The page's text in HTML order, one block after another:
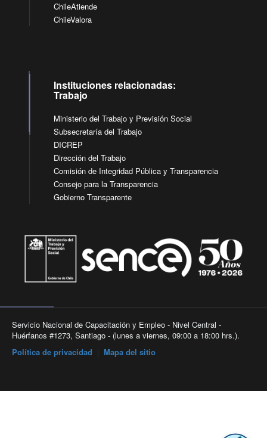
ChileAtiende
ChileValora
Instituciones relacionadas:
Trabajo
Ministerio del Trabajo y Previsión Social
Subsecretaría del Trabajo
DICREP
Dirección del Trabajo
Comisión de Integridad Pública y Transparencia
Consejo para la Transparencia
Gobierno Transparente
Servicio Nacional de Capacitación y Empleo - Nivel Central -
Huérfanos #1273, Santiago - (lunes a viernes, 09:00 a 18:00 hrs.).
Política de privacidad
Mapa del sitio